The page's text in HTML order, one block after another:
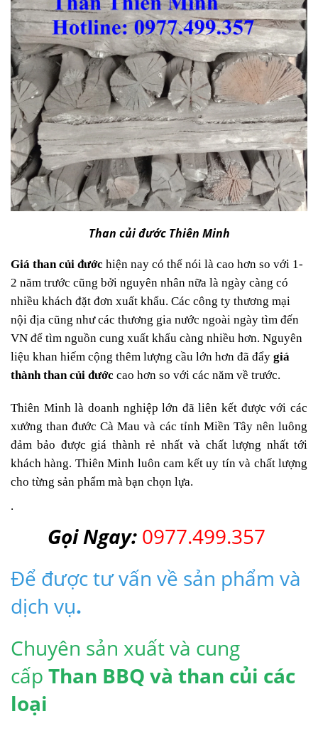
Than củi đước Thiên Minh
Giá than củi đước hiện nay có thể nói là cao hơn so với 1-
2 năm trước cũng bởi nguyên nhân nữa là ngày càng có
nhiều khách đặt đơn xuất khẩu. Các công ty thương mại
nội địa cũng như các thương gia nước ngoài ngày tìm đến
VN để tìm nguồn cung xuất khẩu càng nhiều hơn. Nguyên
liệu khan hiếm cộng thêm lượng cầu lớn hơn đã đẩy giá
thành than củi đước cao hơn so với các năm về trước.
Thiên Minh là doanh nghiệp lớn đã liên kết được với các
xưởng than đước Cà Mau và các tỉnh Miền Tây nên luông
đảm bảo được giá thành rẻ nhất và chất lượng nhất tới
khách hàng. Thiên Minh luôn cam kết uy tín và chất lượng
cho từng sản phẩm mà bạn chọn lựa.
.
Gọi Ngay: 0977.499.357
Để được tư vấn về sản phẩm và
dịch vụ.
Chuyên sản xuất và cung
cấp Than BBQ và than củi các
loại